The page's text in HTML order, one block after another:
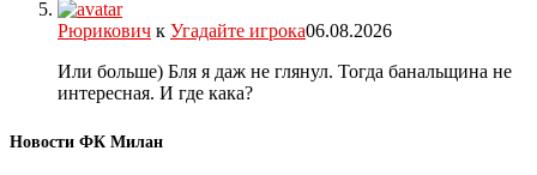
Рюрикович к Угадайте игрока06.08.2026
Или больше) Бля я даж не глянул. Тогда банальщина не
интересная. И где кака?
Новости ФК Милан